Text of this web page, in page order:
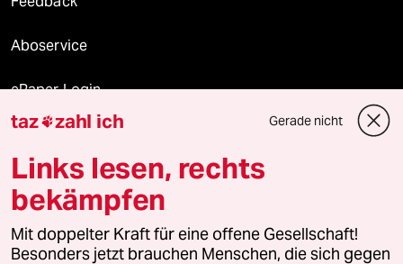
Aboservice
ePaper Login
Downloads für Abonnierende
© 2026 taz Verlags und Vertriebs GmbH
Alle Rechte vorbehalten. Bei rechtlichen Fragen oder für Genehmigungen
wenden Sie sich bitte an
lizenzen@taz.de
taz zahl ich Gerade nicht
Links lesen, rechts
bekämpfen
Mit doppelter Kraft für eine offene Gesellschaft!
Besonders jetzt brauchen Menschen, die sich gegen